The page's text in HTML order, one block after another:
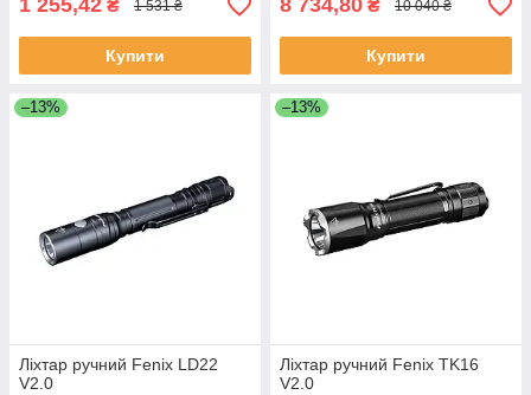
1 255,42 ₴ 1 531 ₴
Купити
8 734,80 ₴ 10 040 ₴
Купити
–13%
Ліхтар ручний Fenix LD22
V2.0
–13%
Ліхтар ручний Fenix TK16
V2.0